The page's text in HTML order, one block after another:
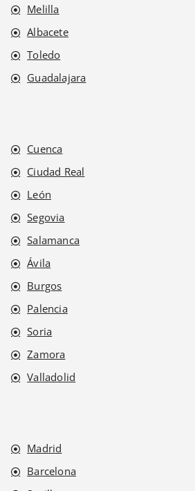
Melilla
Albacete
Toledo
Guadalajara
Cuenca
Ciudad Real
León
Segovia
Salamanca
Ávila
Burgos
Palencia
Soria
Zamora
Valladolid
Madrid
Barcelona